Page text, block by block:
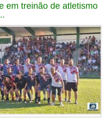
em treinão de atletismo